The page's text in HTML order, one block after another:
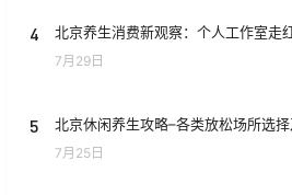
4 北京养生消费新观察：个人工作室走
7月29日
5 北京休闲养生攻略–各类放松场所选
7月25日